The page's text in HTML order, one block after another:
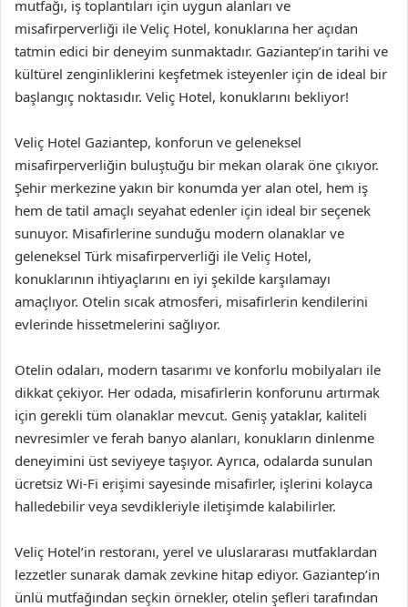
mutfağı, iş toplantıları için uygun alanları ve
misafirperverliği ile Veliç Hotel, konuklarına her açıdan
tatmin edici bir deneyim sunmaktadır. Gaziantep’in tarihi ve
kültürel zenginliklerini keşfetmek isteyenler için de ideal bir
başlangıç noktasıdır. Veliç Hotel, konuklarını bekliyor!
Veliç Hotel Gaziantep, konforun ve geleneksel
misafirperverliğin buluştuğu bir mekan olarak öne çıkıyor.
Şehir merkezine yakın bir konumda yer alan otel, hem iş
hem de tatil amaçlı seyahat edenler için ideal bir seçenek
sunuyor. Misafirlerine sunduğu modern olanaklar ve
geleneksel Türk misafirperverliği ile Veliç Hotel,
konuklarının ihtiyaçlarını en iyi şekilde karşılamayı
amaçlıyor. Otelin sıcak atmosferi, misafirlerin kendilerini
evlerinde hissetmelerini sağlıyor.
Otelin odaları, modern tasarımı ve konforlu mobilyaları ile
dikkat çekiyor. Her odada, misafirlerin konforunu artırmak
için gerekli tüm olanaklar mevcut. Geniş yataklar, kaliteli
nevresimler ve ferah banyo alanları, konukların dinlenme
deneyimini üst seviyeye taşıyor. Ayrıca, odalarda sunulan
ücretsiz Wi-Fi erişimi sayesinde misafirler, işlerini kolayca
halledebilir veya sevdikleriyle iletişimde kalabilirler.
Veliç Hotel’in restoranı, yerel ve uluslararası mutfaklardan
lezzetler sunarak damak zevkine hitap ediyor. Gaziantep’in
ünlü mutfağından seçkin örnekler, otelin şefleri tarafından